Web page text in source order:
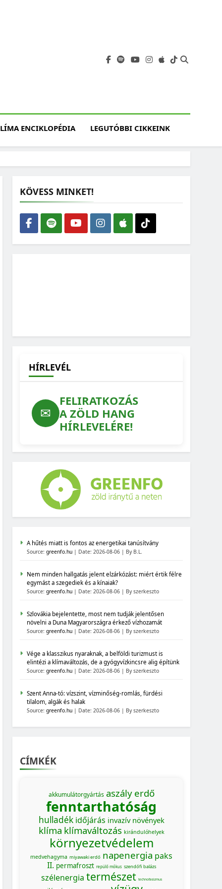
Jövő
ENCIKLOPÉDIA LEGUTÓBBI CIKKEINK
KÖVESS MINKET!
HÍRLEVÉL
✉
FELIRATKOZÁS
A ZÖLD HANG
HÍRLEVELÉRE!
A hűtés miatt is fontos az energetikai tanúsítvány
Source:greenfo.hu Date: 2026-08-06 By B.L.
Nem minden hallgatás jelent elzárkózást: miért értik félre
egymást a szegediek és a kínaiak?
Source:greenfo.hu Date: 2026-08-06 By szerkeszto
Szlovákia bejelentette, most nem tudják jelentősen
növelni a Duna Magyarországra érkező vízhozamát
Source:greenfo.hu Date: 2026-08-06 By szerkeszto
Vége a klasszikus nyaraknak, a belföldi turizmust is
elintézi a klímaváltozás, de a gyógyvízkincsre alig építünk
Source:greenfo.hu Date: 2026-08-06 By szerkeszto
Szent Anna-tó: vízszint, vízminőség-romlás, fürdési
tilalom, algák és halak
Source:greenfo.hu Date: 2026-08-06 By szerkeszto
CÍMKÉK
akkumulátorgyártás aszály erdő
fenntarthatóság
hulladék időjárás invazív növények
klíma klímaváltozás kirándulóhelyek
környezetvédelem
medvehagyma miyawaki erdő napenergia paks
II. permafroszt repülő mókus szendőfi balázs
szélenergia természet technofasizmus
MAGYARORSZÁG SZÁMOKBAN